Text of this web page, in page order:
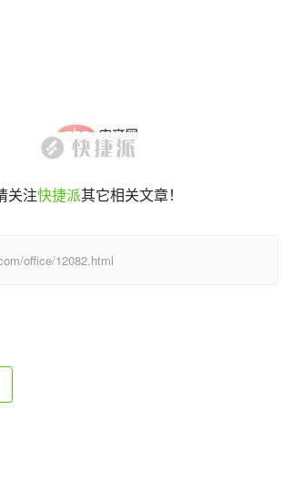
关注快捷派其它相关文章！
office/12082.html